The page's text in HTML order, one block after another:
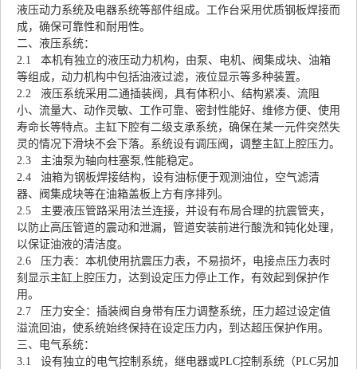
液压动力系统及电器系统等部件组成。工作台采用优质钢板焊接而
成，确保可靠性和耐用性。
二、液压系统：
2.1 本机有独立的液压动力机构，由泵、电机、阀集成块、油箱
等组成，动力机构中包括油液过滤，液位显示等多种装置。
2.2 液压系统采用二通插装阀，具有体积小、结构紧凑、流阻
小、流量大、动作灵敏、工作可靠、密封性能好、维修方便、使用
寿命长等特点。主缸下腔有二级支承系统，确保在某一元件突然失
灵的情况下滑块不会下落。系统设有调压阀，调整主缸上腔压力。
2.3 主油泵为轴向柱塞泵,性能稳定。
2.4 油箱为钢板焊接结构，设有油标便于观测油位，空气滤清
器、阀集成块等在油箱盖板上方有序排列。
2.5 主要液压管路采用法兰连接，并设有布局合理的抗震管夹，
以防止高压管道的震动和泄漏，管道安装前进行酸洗和钝化处理，
以保证油液的清洁度。
2.6 压力表：本机使用抗震压力表，不易损坏，电接点压力表时
刻显示主缸上腔压力，达到设定压力停止工作，有效起到保护作
用。
2.7 压力安全：插装阀自身带有压力调整系统，压力超过设定值
溢流回油，使系统始终保持在设定压力内，到达超压保护作用。
三、电气系统：
3.1 设有独立的电气控制系统，继电器或PLC控制系统（PLC另加